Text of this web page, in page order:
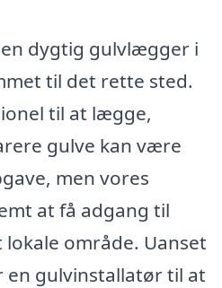
dygtig gulvlægger i
til det rette sted.
til at lægge,
gulve kan være
men vores
at få adgang til
område. Uanset
gulvinstallatør til at